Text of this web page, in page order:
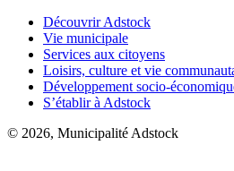
Découvrir Adstock
Vie municipale
Services aux citoyens
Loisirs, culture et vie
Développement socio-
S’établir à Adstock
© 2026, Municipalité Adstock